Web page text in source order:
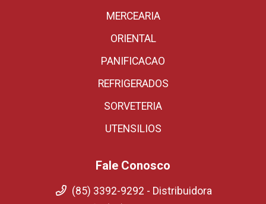
MERCEARIA
ORIENTAL
PANIFICACAO
REFRIGERADOS
SORVETERIA
UTENSILIOS
Fale Conosco
(85) 3392-9292 - Distribuidora